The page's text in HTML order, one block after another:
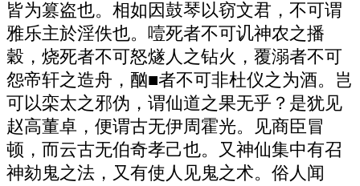
皆为篡盗也。相如因鼓琴以窃文君，不可谓
雅乐主於淫佚也。噎死者不可讥神农之播
穀，烧死者不可怒燧人之钻火，覆溺者不可
怨帝轩之造舟，酗■者不可非杜仪之为酒。岂
可以栾太之邪伪，谓仙道之果无乎？是犹见
赵高董卓，便谓古无伊周霍光。见商臣冒
顿，而云古无伯奇孝己也。又神仙集中有召
神劾鬼之法，又有使人见鬼之术。俗人闻